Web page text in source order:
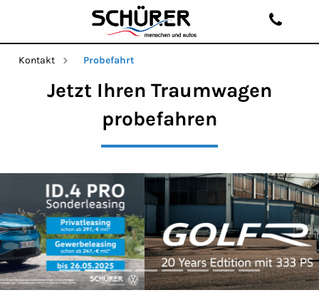
Kontakt Probefahrt
Jetzt Ihren Traumwagen
probefahren